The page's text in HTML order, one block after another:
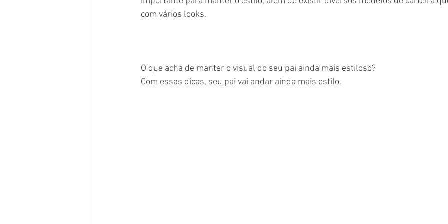
com vários looks.
O que acha de manter o visual do seu pai ainda mais estiloso?
Com essas dicas, seu pai vai andar ainda mais estilo.